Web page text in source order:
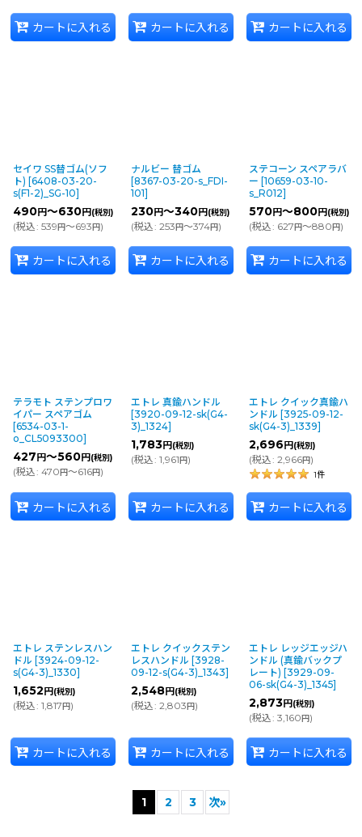
カートに入れる カートに入れる カートに入れる
セイワ SS替ゴム(ソフ
ト) [6408-03-20-
s(F1-2)_SG-10]
490円～630円(税別)
(税込: 539円～693円)
カートに入れる
ナルビー 替ゴム
[8367-03-20-s_FDI-
101]
230円～340円(税別)
(税込: 253円～374円)
カートに入れる
ステコーン スペアラバ
ー [10659-03-10-
s_R012]
570円～800円(税別)
(税込: 627円～880円)
カートに入れる
テラモト ステンプロワ
イパー スペアゴム
[6534-03-1-
o_CL5093300]
427円～560円(税別)
(税込: 470円～616円)
カートに入れる
エトレ 真鍮ハンドル
[3920-09-12-sk(G4-
3)_1324]
1,783円(税別)
(税込: 1,961円)
カートに入れる
エトレ クイック真鍮ハ
ンドル [3925-09-12-
sk(G4-3)_1339]
2,696円(税別)
(税込: 2,966円)
1件
カートに入れる
エトレ ステンレスハン
ドル [3924-09-12-
s(G4-3)_1330]
1,652 円 (税別)
(税込: 1,817円)
カートに入れる
エトレ クイックステン
レスハンドル [3928-
09-12-s(G4-3)_1343]
2,548円 (税別)
(税込: 2,803円)
カートに入れる
エトレ レッジエッジハ
ンドル (真鍮バックプ
レート) [3929-09-
06-sk(G4-3)_1345]
2,873円 (税別)
(税込: 3,160円)
カートに入れる
1 2 3 次»